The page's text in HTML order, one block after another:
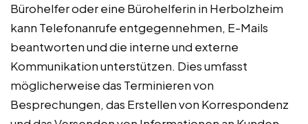
Bürohelfer oder eine Bürohelferin in Herbolzheim
kann Telefonanrufe entgegennehmen, E-Mails
beantworten und die interne und externe
Kommunikation unterstützen. Dies umfasst
möglicherweise das Terminieren von
Besprechungen, das Erstellen von Korrespondenz